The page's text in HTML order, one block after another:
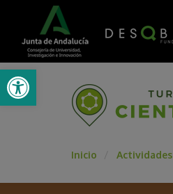
Abrir barra de herramientas
Inicio Actividades